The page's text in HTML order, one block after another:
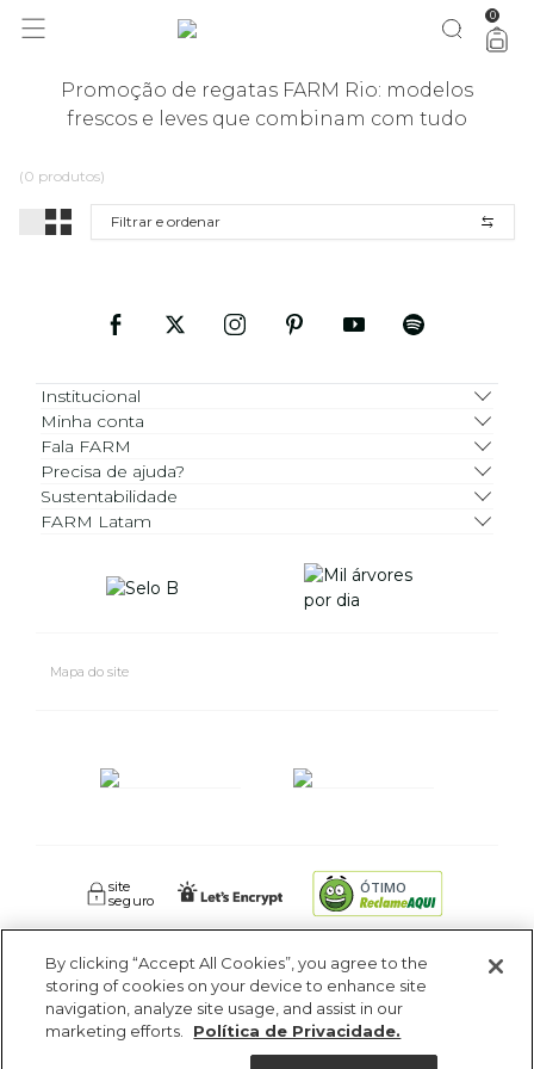
Ajuda?
você merece 30% OFF pra comemorar com a gente aproveita! 0
Promoção de regatas FARM Rio: modelos
frescos e leves que combinam com tudo
(0 produtos)
Filtrar e ordenar
Institucional
Minha conta
Fala FARM
Precisa de ajuda?
Sustentabilidade
FARM Latam
FARM RIO CIDADE MARAVILHOSA INDUSTRIA E COMERCIO DE
ROUPAS SA. - Av Coronel Phidias Tavora 360, Blc 1 Armazém 1 -
Pavuna - Rio de Janeiro - RJ - CEP: 21535-510. CNPJ: 09.611.669/0005-18
Mapa do site
site
seguro
ÓTIMO
By clicking “Accept All Cookies”, you agree to the
storing of cookies on your device to enhance site
navigation, analyze site usage, and assist in our
marketing efforts.
Política de Privacidade.